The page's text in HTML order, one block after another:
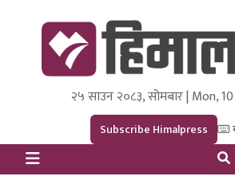
Himal Press
Dot NewsyNepal Media and
२५ साउन २०८३, सोमबार | Mon,
Subscribe Himalpress